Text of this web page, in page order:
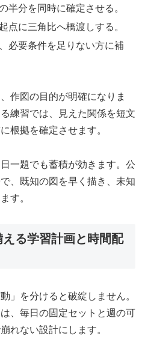
半分を同時に確定させる。
点に三角比へ橋渡しする。
必要条件を足りない方に補
作図の目的が明確になりま
練習では、見えた関係を短文
根拠を確定させます。
一題でも蓄積が効きます。公
、既知の図を早く描き、未知
す。
る学習計画と時間配
」を分けると破綻しません。
、毎日の固定セットと週の可
れない設計にします。